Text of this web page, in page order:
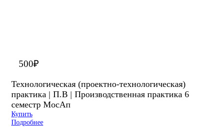
500₽
Технологическая (проектно-технологическая)
практика | П.В | Производственная практика 6
семестр МосАп
Купить
Подробнее